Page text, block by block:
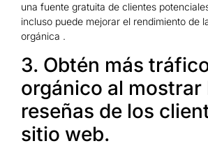
una fuente gratuita de clientes
incluso puede mejorar el rendimiento de
orgánica .
3. Obtén más
orgánico al mostrar
reseñas de los
sitio web.